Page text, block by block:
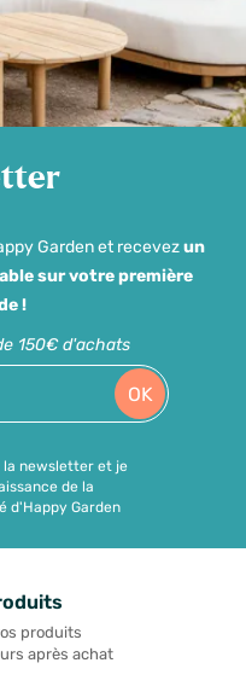
Garden et recevezun
sur votre première
!
150€ d'achats
OK
newsletter et je
de la
d'Happy Garden
produits
après achat